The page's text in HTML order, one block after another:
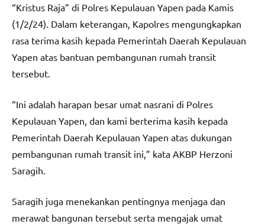
“Kristus Raja” di Polres Kepulauan Yapen pada Kamis
(1/2/24). Dalam keterangan, Kapolres mengungkapkan
rasa terima kasih kepada Pemerintah Daerah Kepulauan
Yapen atas bantuan pembangunan rumah transit
tersebut.
“Ini adalah harapan besar umat nasrani di Polres
Kepulauan Yapen, dan kami berterima kasih kepada
Pemerintah Daerah Kepulauan Yapen atas dukungan
pembangunan rumah transit ini,” kata AKBP Herzoni
Saragih.
Saragih juga menekankan pentingnya menjaga dan
merawat bangunan tersebut serta mengajak umat